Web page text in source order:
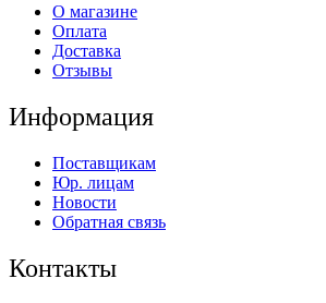
О магазине
Оплата
Доставка
Отзывы
Информация
Поставщикам
Юр. лицам
Новости
Обратная связь
Контакты